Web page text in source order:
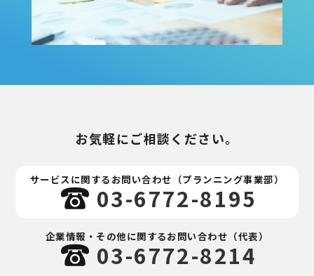
お気軽にご相談ください。
サービスに関するお問い合わせ （プランニング事業部）
03-6772-8195
企業情報・その他に関するお問い合わせ （代表）
03-6772-8214